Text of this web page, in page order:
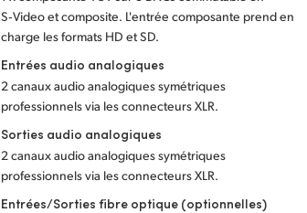
S‑Video et composite. L'entrée composante prend en
charge les formats HD et SD.
Entrées audio analogiques
2 canaux audio analogiques symétriques
professionnels via les connecteurs XLR.
Sorties audio analogiques
2 canaux audio analogiques symétriques
professionnels via les connecteurs XLR.
Entrées/Sorties fibre optique (optionnelles)